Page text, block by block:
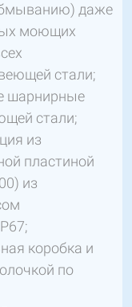
даже
моющих
стали;
шарнирные
стали;
из
пластиной
из
коробка и
по